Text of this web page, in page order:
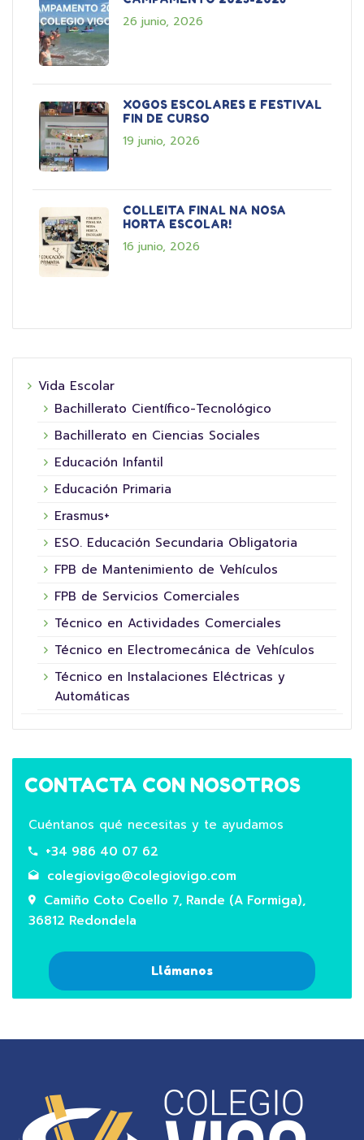
26 junio, 2026
XOGOS ESCOLARES E FESTIVAL
FIN DE CURSO
19 junio, 2026
COLLEITA FINAL NA NOSA
HORTA ESCOLAR!
16 junio, 2026
Vida Escolar
Bachillerato Científico-Tecnológico
Bachillerato en Ciencias Sociales
Educación Infantil
Educación Primaria
Erasmus+
ESO. Educación Secundaria Obligatoria
FPB de Mantenimiento de Vehículos
FPB de Servicios Comerciales
Técnico en Actividades Comerciales
Técnico en Electromecánica de Vehículos
Técnico en Instalaciones Eléctricas y
Automáticas
CONTACTA CON NOSOTROS
Cuéntanos qué necesitas y te ayudamos
+34 986 40 07 62
colegiovigo@colegiovigo.com
Camiño Coto Coello 7, Rande (A Formiga),
36812 Redondela
Llámanos